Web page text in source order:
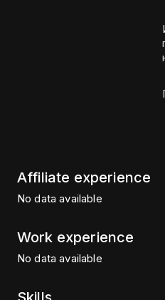
Affiliate experience
No data available
Work experience
No data available